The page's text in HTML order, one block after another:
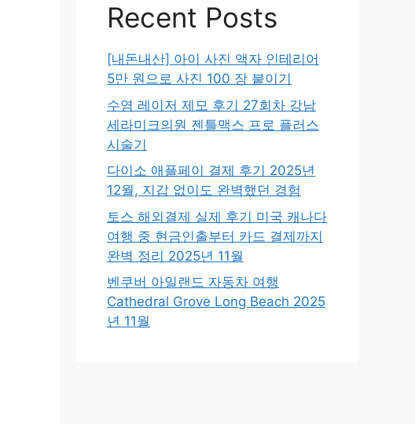
Recent Posts
[내돈내산] 아이 사진 액자 인테리어
5만 원으로 사진 100 장 붙이기
수염 레이저 제모 후기 27회차 강남
세라미크의원 젠틀맥스 프로 플러스
시술기
다이소 애플페이 결제 후기 2025년
12월, 지갑 없이도 완벽했던 경험
토스 해외결제 실제 후기 미국 캐나다
여행 중 현금인출부터 카드 결제까지
완벽 정리 2025년 11월
벤쿠버 아일랜드 자동차 여행
Cathedral Grove Long Beach 2025
년 11월